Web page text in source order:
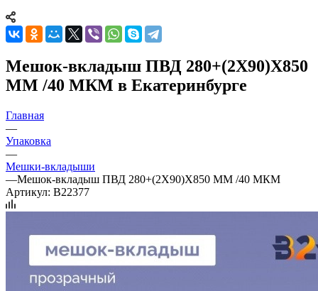
Мешок-вкладыш ПВД 280+(2Х90)Х850
ММ /40 МКМ в Екатеринбурге
Главная
—
Упаковка
—
Мешки-вкладыши
—Мешок-вкладыш ПВД 280+(2Х90)Х850 ММ /40 МКМ
Артикул: B22377